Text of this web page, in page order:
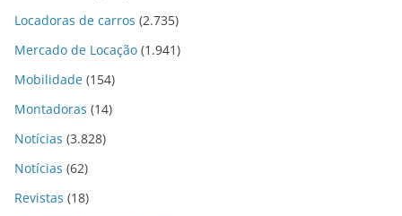
Locadoras de carros (2.735)
Mercado de Locação (1.941)
Mobilidade (154)
Montadoras (14)
Notícias (3.828)
Notícias (62)
Revistas (18)